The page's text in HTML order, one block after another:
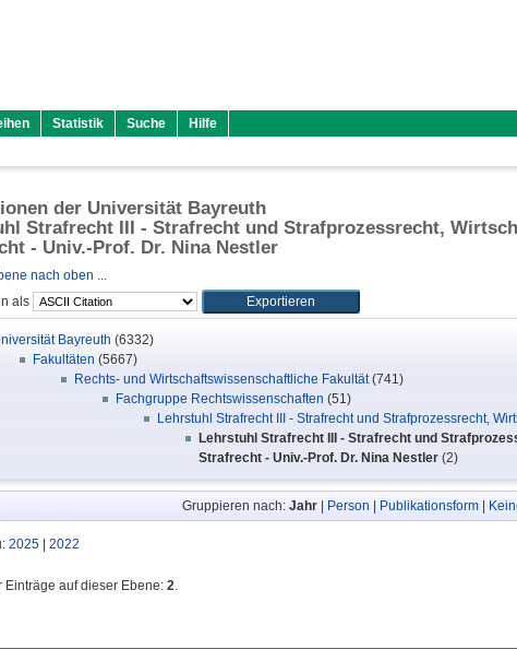
Statistik Suche Hilfe
der Universität Bayreuth
Strafrecht III - Strafrecht und Strafprozessrecht,
- Univ.-Prof. Dr. Nina Nestler
nach oben ...
als
Bayreuth (6332)
Fakultäten (5667)
Rechts- und Wirtschaftswissenschaftliche Fakultät(741)
Fachgruppe Rechtswissenschaften (51)
Lehrstuhl Strafrecht III - Strafrecht und Strafprozessrecht,
Lehrstuhl Strafrecht III - Strafrecht und
Strafrecht - Univ.-Prof. Dr. Nina Nestler (2)
Gruppieren nach: Jahr| Person Publikationsform|
2025 2022
Einträge auf dieser Ebene: 2.